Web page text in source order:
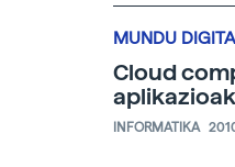
MUNDU
Cloud
INFORMATIKA